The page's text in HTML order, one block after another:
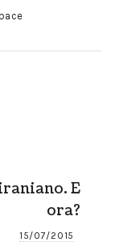
E
ora?
15/07/2015